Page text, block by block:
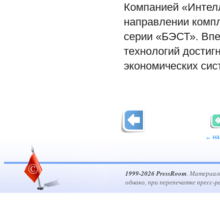
Компанией
направлении
серии «БЭСТ».
технологий
экономических
← на
1999-2026 PressRoom.
однако, при перепечатке пресс-